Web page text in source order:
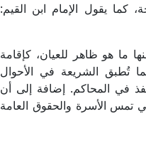
كما يقول الإمام ابن القيم:
ما هو ظاهر للعيان، كإقامة
تُطبق الشريعة في الأحوال
في المحاكم. إضافة إلى أن
تمس الأسرة والحقوق العامة